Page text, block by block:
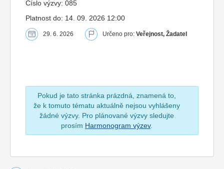
Číslo výzvy: 085
Platnost do: 14. 09. 2026 12:00
29. 6. 2026 Určeno pro: Veřejnost, Žadatel
Pokud je tato stránka prázdná, znamená to,
že k tomuto tématu aktuálně nejsou vyhlášeny
žádné výzvy. Pro plánované výzvy sledujte
prosím Harmonogram výzev.